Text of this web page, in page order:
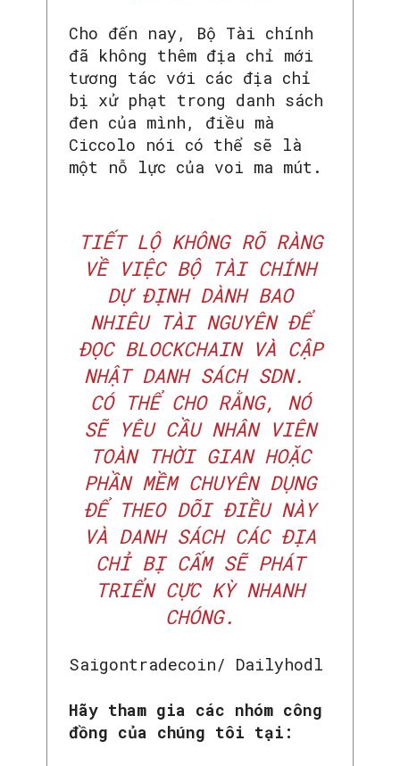
SEARCH...
Cho đến nay, Bộ Tài chính
đã không thêm địa chỉ mới
tương tác với các địa chỉ
bị xử phạt trong danh sách
đen của mình, điều mà
Ciccolo nói có thể sẽ là
một nỗ lực của voi ma mút.
TIẾT LỘ KHÔNG RÕ RÀNG
VỀ VIỆC BỘ TÀI CHÍNH
DỰ ĐỊNH DÀNH BAO
NHIÊU TÀI NGUYÊN ĐỂ
ĐỌC BLOCKCHAIN VÀ CẬP
NHẬT DANH SÁCH SDN.
CÓ THỂ CHO RẰNG, NÓ
SẼ YÊU CẦU NHÂN VIÊN
TOÀN THỜI GIAN HOẶC
PHẦN MỀM CHUYÊN DỤNG
ĐỂ THEO DÕI ĐIỀU NÀY
VÀ DANH SÁCH CÁC ĐỊA
CHỈ BỊ CẤM SẼ PHÁT
TRIỂN CỰC KỲ NHANH
CHÓNG.
Saigontradecoin/ Dailyhodl
Hãy tham gia các nhóm công
đồng của chúng tôi tại: